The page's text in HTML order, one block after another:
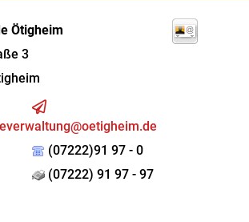
Ötigheim
3
(07222)91 97 - 0
(07222) 91 97 - 97